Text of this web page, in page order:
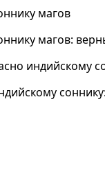
магов
магов:
индийскому